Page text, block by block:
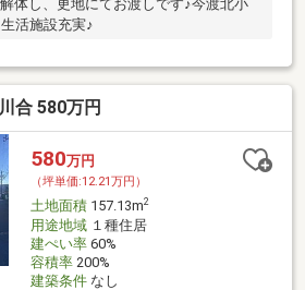
体し、更地にてお渡しです♪今渡北小
活施設充実♪
合 580万円
580万円
（坪単価:12.21万円）
土地面積157.13m2
用途地域１種住居
建ぺい率60%
容積率200%
建築条件なし